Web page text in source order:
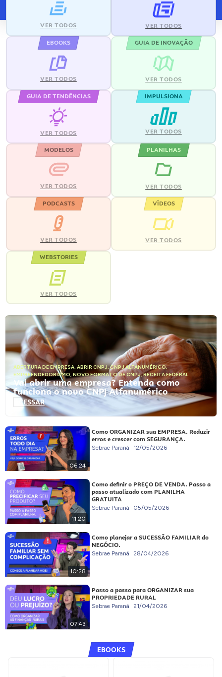
VER TODOS VER TODOS
EBOOKS
VER TODOS
GUIA DE INOVAÇÃO
VER TODOS
GUIA DE TENDÊNCIAS
VER TODOS
IMPULSIONA
VER TODOS
MODELOS
VER TODOS
PLANILHAS
VER TODOS
PODCASTS
VER TODOS
VÍDEOS
VER TODOS
WEBSTORIES
VER TODOS
ABERTURA DE EMPRESA, ABRIR CNPJ,CNPJ ALFANUMÉRICO,
EMPREENDEDORISMO, NOVO FORMATO DE CNPJ,RECEITA FEDERAL
Vai abrir uma empresa? Entenda como
funciona o novo CNPJ Alfanumérico
ACESSAR
06:24
Como ORGANIZAR sua EMPRESA. Reduzir
erros e crescer com SEGURANÇA.
Sebrae Paraná 12/05/2026
11:20
Como definir o PREÇO DE VENDA. Passo a
passo atualizado com PLANILHA
GRATUITA
Sebrae Paraná 05/05/2026
10:28
Como planejar a SUCESSÃO FAMILIAR do
NEGÓCIO.
Sebrae Paraná 28/04/2026
07:43
Passo a passo para ORGANIZAR sua
PROPRIEDADE RURAL
Sebrae Paraná 21/04/2026
EBOOKS